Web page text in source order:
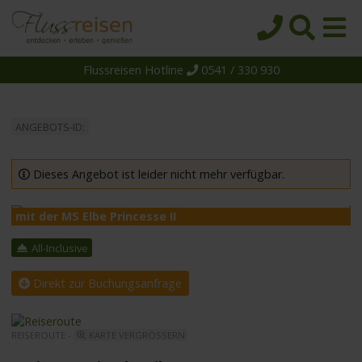
Reiseziele
Themen
Reedereien
Schiffe
Über uns
Wissen
Suche
Flussreisen Hotline 0541 / 330 930
ANGEBOTS-ID:
Dieses Angebot ist leider nicht mehr verfügbar.
mit der MS Elbe Princesse II
All-Inclusive
Direkt zur Buchungsanfrage
REISEROUTE -